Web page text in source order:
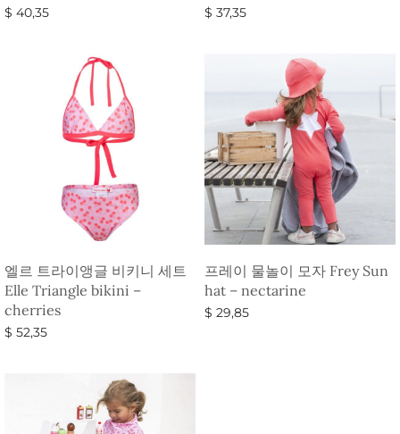
$ 40,35
$ 37,35
엘르 트라이앵글 비키니 세트
Elle Triangle bikini –
cherries
$ 52,35
프레이 물놀이 모자 Frey Sun
hat – nectarine
$ 29,85